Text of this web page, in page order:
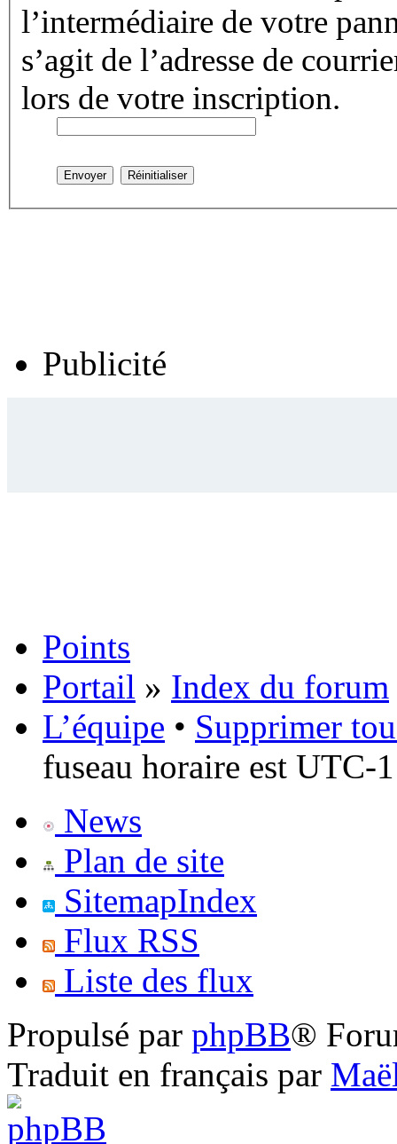
l’intermédiaire de votre
s’agit de l’adresse de
lors de votre inscription.
Publicité
Points
Portail » Index du forum
L’équipe • Supprimer
fuseau horaire est UTC-
News
Plan de site
SitemapIndex
Flux RSS
Liste des flux
Propulsé par phpBB®
Traduit en français par